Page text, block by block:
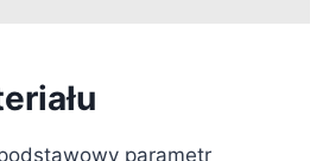
parametr